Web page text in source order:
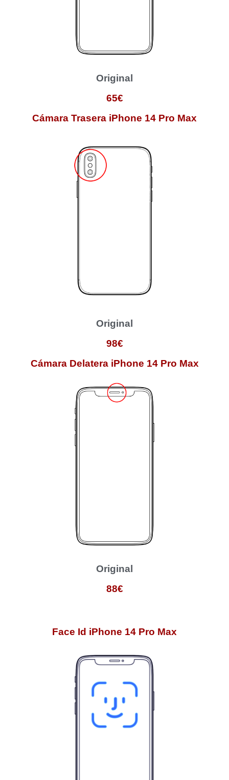
Original
65€
Cámara Trasera iPhone 14 Pro Max
Original
98€
Cámara Delatera iPhone 14 Pro Max
Original
88€
Face Id iPhone 14 Pro Max